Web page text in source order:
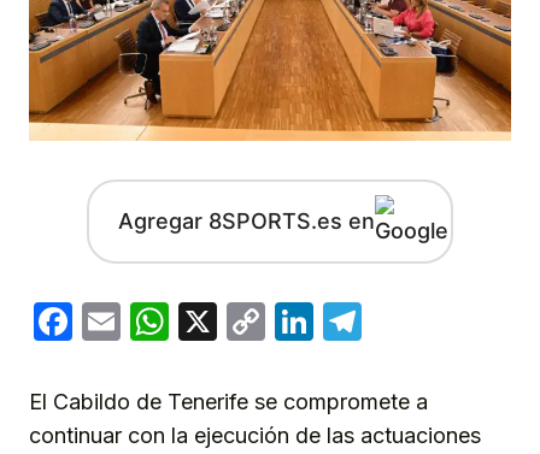
Agregar 8SPORTS.es en
Facebook
EmailWhatsApp
X
CopyLinkedIn
El Cabildo de Tenerife se compromete a
continuar con la ejecución de las actuaciones